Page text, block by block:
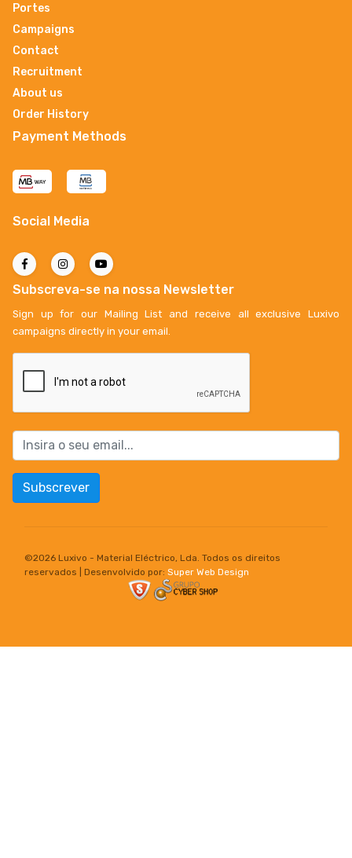
Portes
Campaigns
Contact
Recruitment
About us
Order History
Payment Methods
Social Media
Subscreva-se na nossa Newsletter
Sign up for our Mailing List and receive all exclusive Luxivo
campaigns directly in your email.
Subscrever
©2026 Luxivo - Material Eléctrico, Lda. Todos os direitos
reservados | Desenvolvido por: Super Web Design